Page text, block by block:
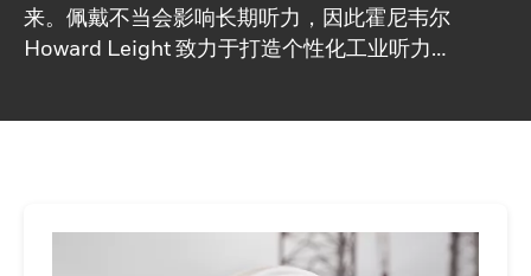
来。佩戴不当会影响长期听力，因此霍尼韦尔
Howard Leight 致力于打造个性化工业听力保